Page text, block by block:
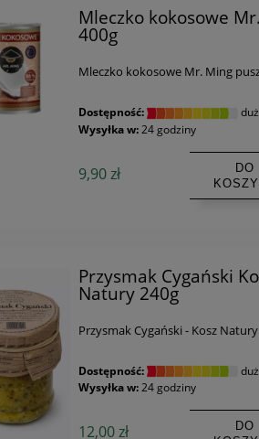
Mleczko kokosowe
400g
Mleczko kokosowe Mr. Ming
Dostępność:
Wysyłka w: 24 godziny
9,90 zł
DO
Przysmak Cygański
Natury 240g
Przysmak Cygański - Kosz
Dostępność:
Wysyłka w: 24 godziny
12,00 zł
DO